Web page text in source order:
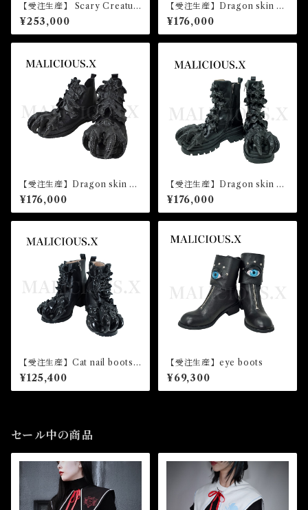
【受注生産】 Scary Creatur
e boots unisex
¥253,000
【受注生産】Dragon skin Ey
e boots unisex
¥176,000
【受注生産】Dragon skin bo
ots unisex
¥176,000
【受注生産】Dragon skin bo
ots（ladies）
¥176,000
【受注生産】Cat nail boots
（ladies）
¥125,400
【受注生産】eye boots
¥69,300
セール中の商品